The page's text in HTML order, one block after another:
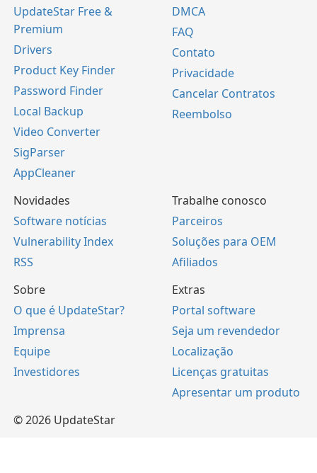
UpdateStar Free &
Premium
Drivers
Product Key Finder
Password Finder
Local Backup
Video Converter
SigParser
AppCleaner
DMCA
FAQ
Contato
Privacidade
Cancelar Contratos
Reembolso
Novidades
Software notícias
Vulnerability Index
RSS
Trabalhe conosco
Parceiros
Soluções para OEM
Afiliados
Sobre
O que é UpdateStar?
Imprensa
Equipe
Investidores
Extras
Portal software
Seja um revendedor
Localização
Licenças gratuitas
Apresentar um produto
© 2026 UpdateStar